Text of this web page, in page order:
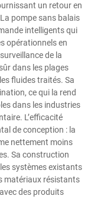
un retour en
pompe sans balais
intelligents qui
opérationnels en
de la
dans les plages
fluides traités. Sa
ce qui la rend
dans les industries
L’efficacité
de conception : la
nettement moins
Sa construction
systèmes existants
matériaux résistants
des produits